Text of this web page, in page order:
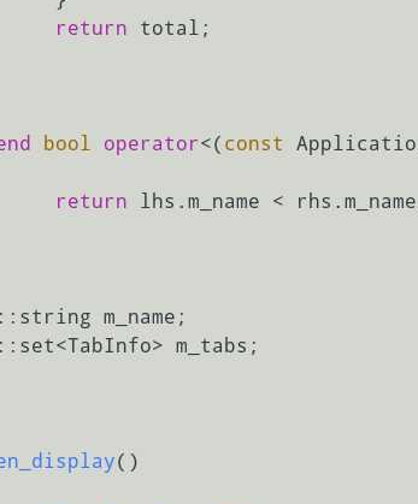
return total;
bool operator<( const
return lhs.m_name <
()